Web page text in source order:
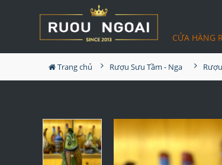
CỬA HÀNG
Trang chủ Rượu Sưu Tầm - Nga